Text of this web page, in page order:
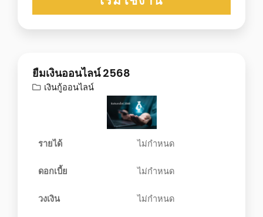
ยืมเงินออนไลน์ 2568
เงินกู้ออนไลน์
รายได้ ไม่กำหนด
ดอกเบี้ย ไม่กำหนด
วงเงิน ไม่กำหนด